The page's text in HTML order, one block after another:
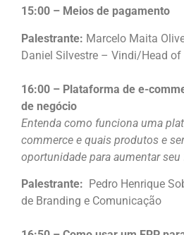
15:00 – Meios de pagamento
Palestrante: Marcelo Maita
Daniel Silvestre – Vindi/Head
16:00 – Plataforma de e-
de negócio
Entenda como funciona uma
commerce e quais produtos e
oportunidade para aumentar seu
Palestrante:
Pedro Henrique
de Branding e Comunicação